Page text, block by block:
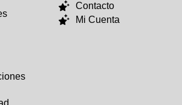
Contacto
Mi Cuenta